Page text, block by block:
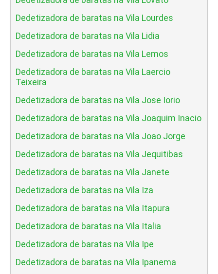
Dedetizadora de baratas na Vila Lourdes
Dedetizadora de baratas na Vila Lidia
Dedetizadora de baratas na Vila Lemos
Dedetizadora de baratas na Vila Laercio
Teixeira
Dedetizadora de baratas na Vila Jose Iorio
Dedetizadora de baratas na Vila Joaquim Inacio
Dedetizadora de baratas na Vila Joao Jorge
Dedetizadora de baratas na Vila Jequitibas
Dedetizadora de baratas na Vila Janete
Dedetizadora de baratas na Vila Iza
Dedetizadora de baratas na Vila Itapura
Dedetizadora de baratas na Vila Italia
Dedetizadora de baratas na Vila Ipe
Dedetizadora de baratas na Vila Ipanema